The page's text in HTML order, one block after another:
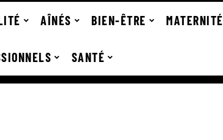
AÎNÉS BIEN-ÊTRE MATERNITÉ
SANTÉ